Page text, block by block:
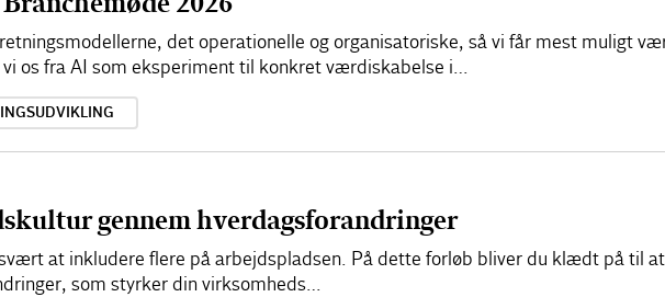
det operationelle og organisatoriske, så vi får mest muligt
os fra AI som eksperiment til konkret værdiskabelse i…
gennem hverdagsforandringer
at inkludere flere på arbejdspladsen. På dette forløb bliver du klædt på til
som styrker din virksomheds…